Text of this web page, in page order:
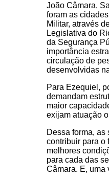
João Câmara,
foram as
Militar, através
Legislativa do
da Segurança
importância
circulação de
desenvolvidas
Para Ezequiel,
demandam
maior
exijam atuação
Dessa forma,
contribuir para o
melhores
para cada das
Câmara. E, uma